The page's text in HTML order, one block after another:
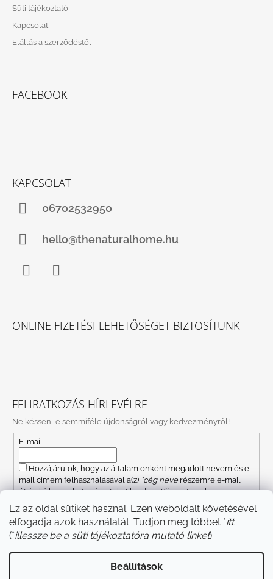
Ez az oldal sütiket használ. Ezen weboldalt követésével
elfogadja azok használatát. Tudjon meg többet *itt
(*illessze be a süti tájékoztatóra mutató linket).
Beállítások
Süti tájékoztató
Kapcsolat
Elállás a szerződéstől
FACEBOOK
KAPCSOLAT
06702532950
hello@thenaturalhome.hu
ONLINE FIZETÉSI LEHETŐSÉGET BIZTOSÍTUNK
FELIRATKOZÁS HÍRLEVÉLRE
Ne késsen le semmiféle újdonságról vagy kedvezményről!
E-mail
Hozzájárulok, hogy az általam önként megadott nevem és e-
mail címem felhasználásával a(z) *cég neverészemre e-mail
útján hírleveleket, ajánlatokat küldjön. Kijelentem, hogy az
adatkezelési tájékoztatót
elolvastam. Megértettem, hogy a
hozzájárulásom bármikor visszavonhatom.
FELIRATKOZÁS